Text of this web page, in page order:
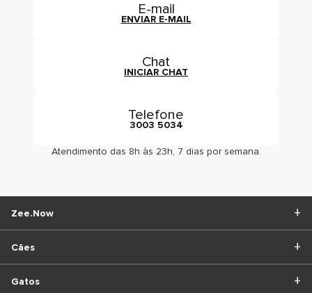
E-mail
ENVIAR E-MAIL
Chat
INICIAR CHAT
Telefone
3003 5034
Atendimento das 8h às 23h, 7 dias por semana.
Cães
Gatos
Zee.Now